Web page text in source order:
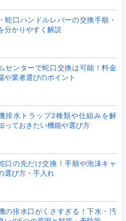
蛇口ハンドルレバーの交換手順・
分かりやすく解説
センターで蛇口交換は可能！料金
や業者選びのポイント
排水トラップ2種類や仕組みを解
っておきたい機能や選び方
口の先だけ交換！手順や泡沫キャ
選び方・手入れ
の排水口がくさすぎる！下水・汚